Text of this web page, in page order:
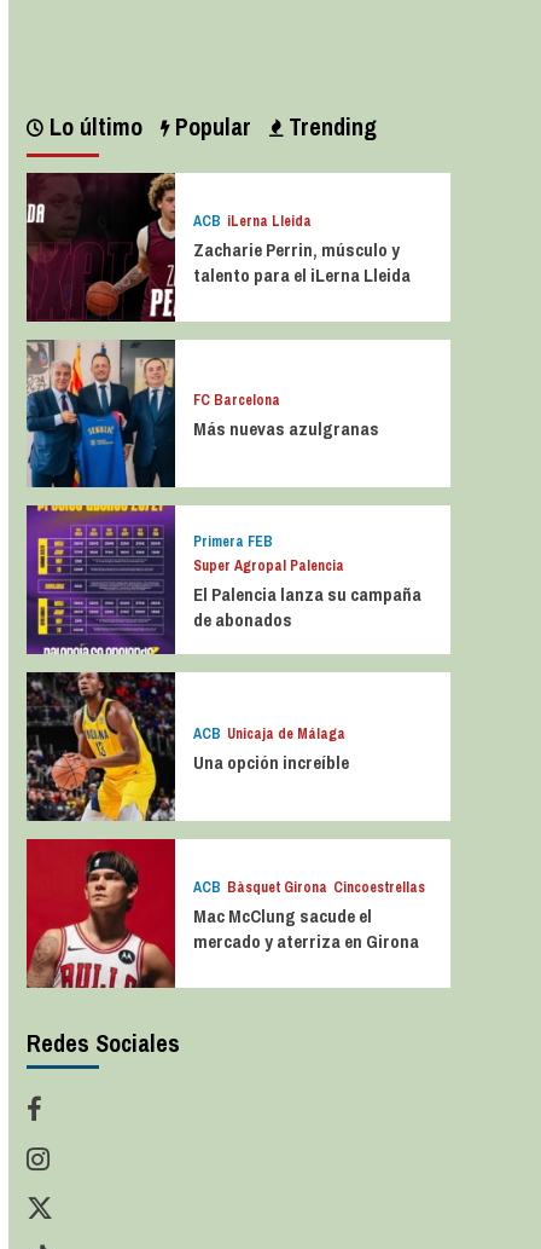
Lo último Popular Trending
ACB iLerna Lleida
Zacharie Perrin, músculo y
talento para el iLerna Lleida
FC Barcelona
Más nuevas azulgranas
Primera FEB
Super Agropal Palencia
El Palencia lanza su campaña
de abonados
ACB Unicaja de Málaga
Una opción increíble
ACB Bàsquet Girona Cincoestrellas
Mac McClung sacude el
mercado y aterriza en Girona
Redes Sociales